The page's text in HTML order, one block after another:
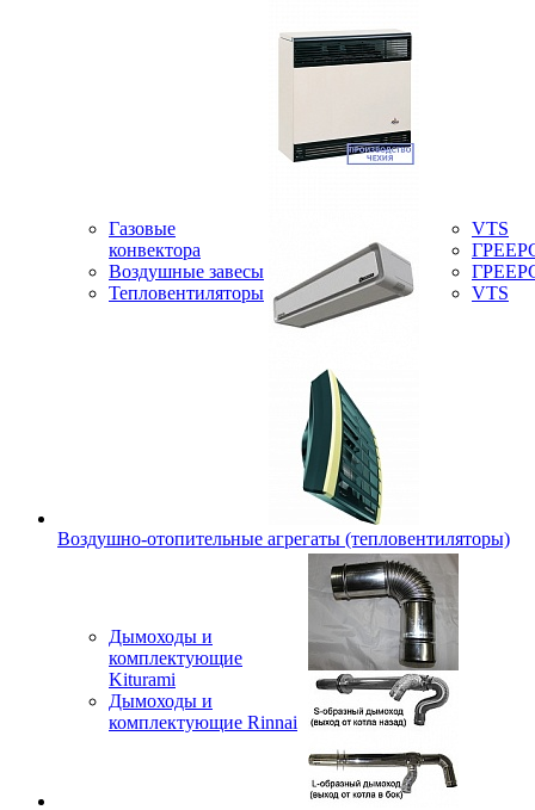
Газовые
конвектора
Воздушные завесы
Тепловентиляторы
VTS
VTS
Воздушно-отопительные агрегаты (тепловентиляторы)
Дымоходы и
комплектующие
Kiturami
Дымоходы и
комплектующие Rinnai